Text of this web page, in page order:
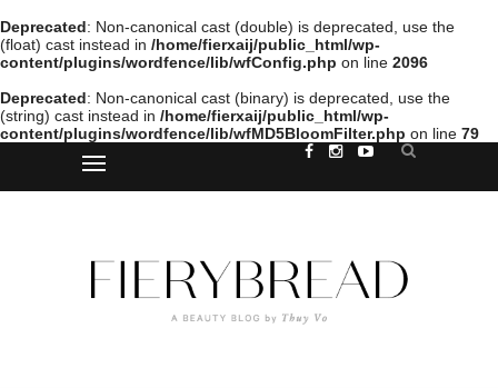
Deprecated: Non-canonical cast (double) is deprecated, use the
(float) cast instead in /home/fierxaij/public_html/wp-
content/plugins/wordfence/lib/wfConfig.php on line 2096
Deprecated: Non-canonical cast (binary) is deprecated, use the
(string) cast instead in /home/fierxaij/public_html/wp-
content/plugins/wordfence/lib/wfMD5BloomFilter.php on line 79